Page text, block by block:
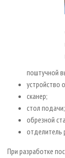
поштучной
устройство
сканер;
стол подачи;
обрезной
отделитель
При разработке